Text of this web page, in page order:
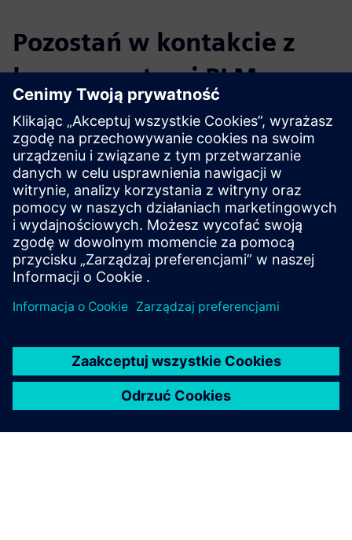
Pozostań w kontakcie z
komponentami PLM
Przeczytaj blog
Zdobądź nowe perspektywy na PLM Components i ogólnie
na rynku PLM.
Odwiedź blog PLM Components